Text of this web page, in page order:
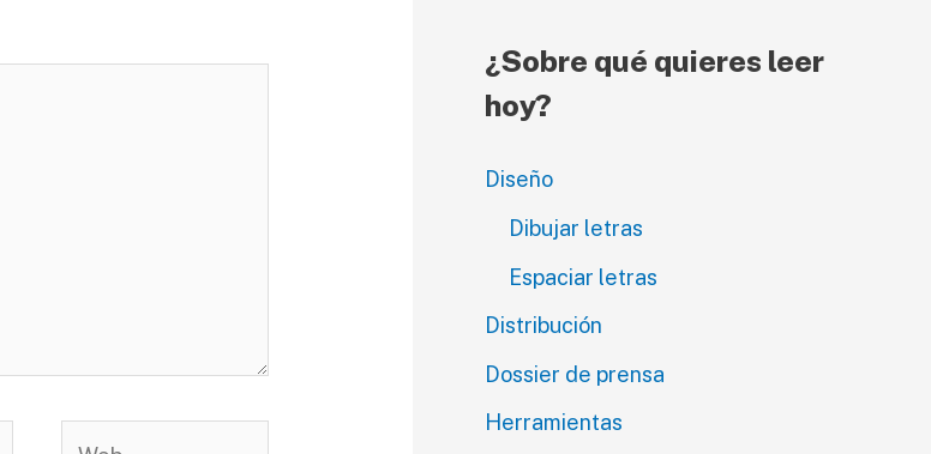
o
¿Sobre qué quieres leer
hoy?
Diseño
Dibujar letras
Espaciar letras
Distribución
Dossier de prensa
Herramientas